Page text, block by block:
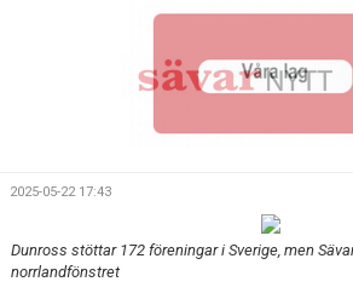
BOKNING RESURSER
2025-05-22 17:43
Dunross stöttar 172 föreningar i Sverige, men
norrlandfönstret